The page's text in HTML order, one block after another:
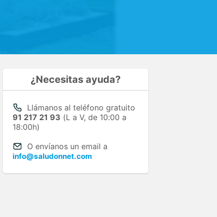
¿Necesitas ayuda?
Llámanos al teléfono gratuito
91 217 21 93 (L a V, de 10:00 a
18:00h)
O envíanos un email a
info@saludonnet.com